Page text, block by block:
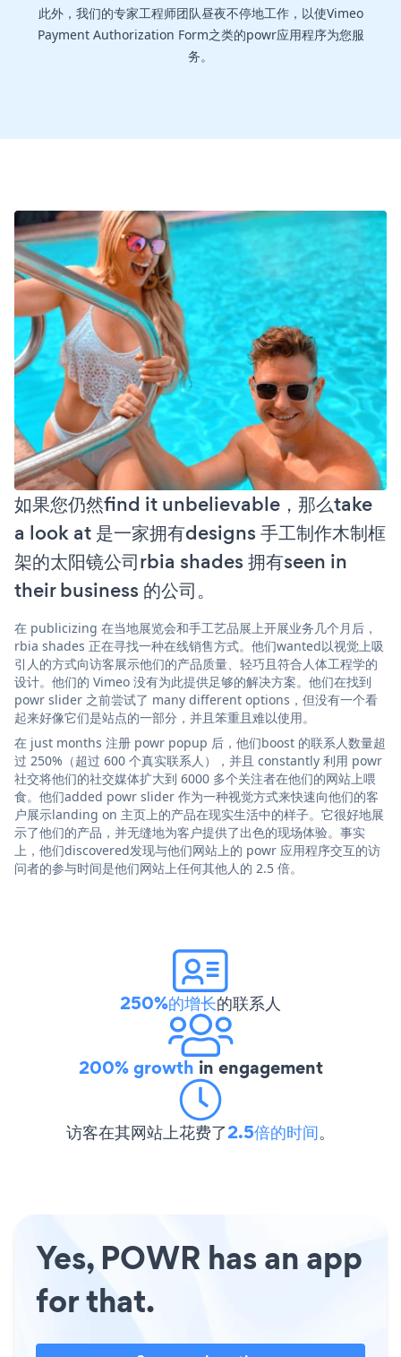
此外，我们的专家工程师团队昼夜不停地工作，以使Vimeo
Payment Authorization Form之类的powr应用程序为您服
务。
如果您仍然find it unbelievable，那么take
a look at 是一家拥有designs 手工制作木制框
架的太阳镜公司rbia shades 拥有seen in
their business 的公司。
在 publicizing 在当地展览会和手工艺品展上开展业务几个月后，
rbia shades 正在寻找一种在线销售方式。他们wanted以视觉上吸
引人的方式向访客展示他们的产品质量、轻巧且符合人体工程学的
设计。他们的 Vimeo 没有为此提供足够的解决方案。他们在找到
powr slider 之前尝试了 many different options，但没有一个看
起来好像它们是站点的一部分，并且笨重且难以使用。
在 just months 注册 powr popup 后，他们boost 的联系人数量超
过 250%（超过 600 个真实联系人），并且 constantly 利用 powr
社交将他们的社交媒体扩大到 6000 多个关注者在他们的网站上喂
食。他们added powr slider 作为一种视觉方式来快速向他们的客
户展示landing on 主页上的产品在现实生活中的样子。它很好地展
示了他们的产品，并无缝地为客户提供了出色的现场体验。事实
上，他们discovered发现与他们网站上的 powr 应用程序交互的访
问者的参与时间是他们网站上任何其他人的 2.5 倍。
250%的增长的联系人
200% growth in engagement
访客在其网站上花费了2.5倍的时间。
Yes, POWR has an app
for that.